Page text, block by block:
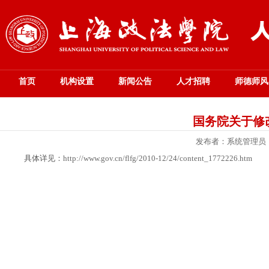
首页 机构设置 新闻公告 人才招聘 师德师风
国务院关于
发布者：系统管理
具体详见： http://www.gov.cn/flfg/2010-12/24/content_1772226.htm